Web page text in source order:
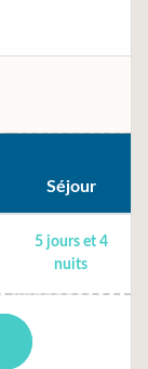
Séjour
5 jours et 4
nuits